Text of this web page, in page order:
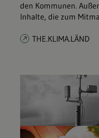
den Kommunen.
Inhalte, die zum
THE.KLIMA.LÄND